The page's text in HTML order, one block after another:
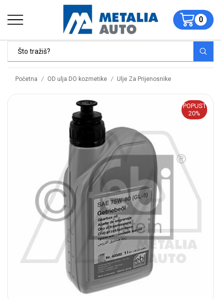
0
Početna / OD ulja DO kozmetike / Ulje Za Prijenosnike
POPUST
20%